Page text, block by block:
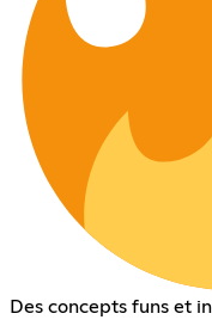
Des concepts funs et